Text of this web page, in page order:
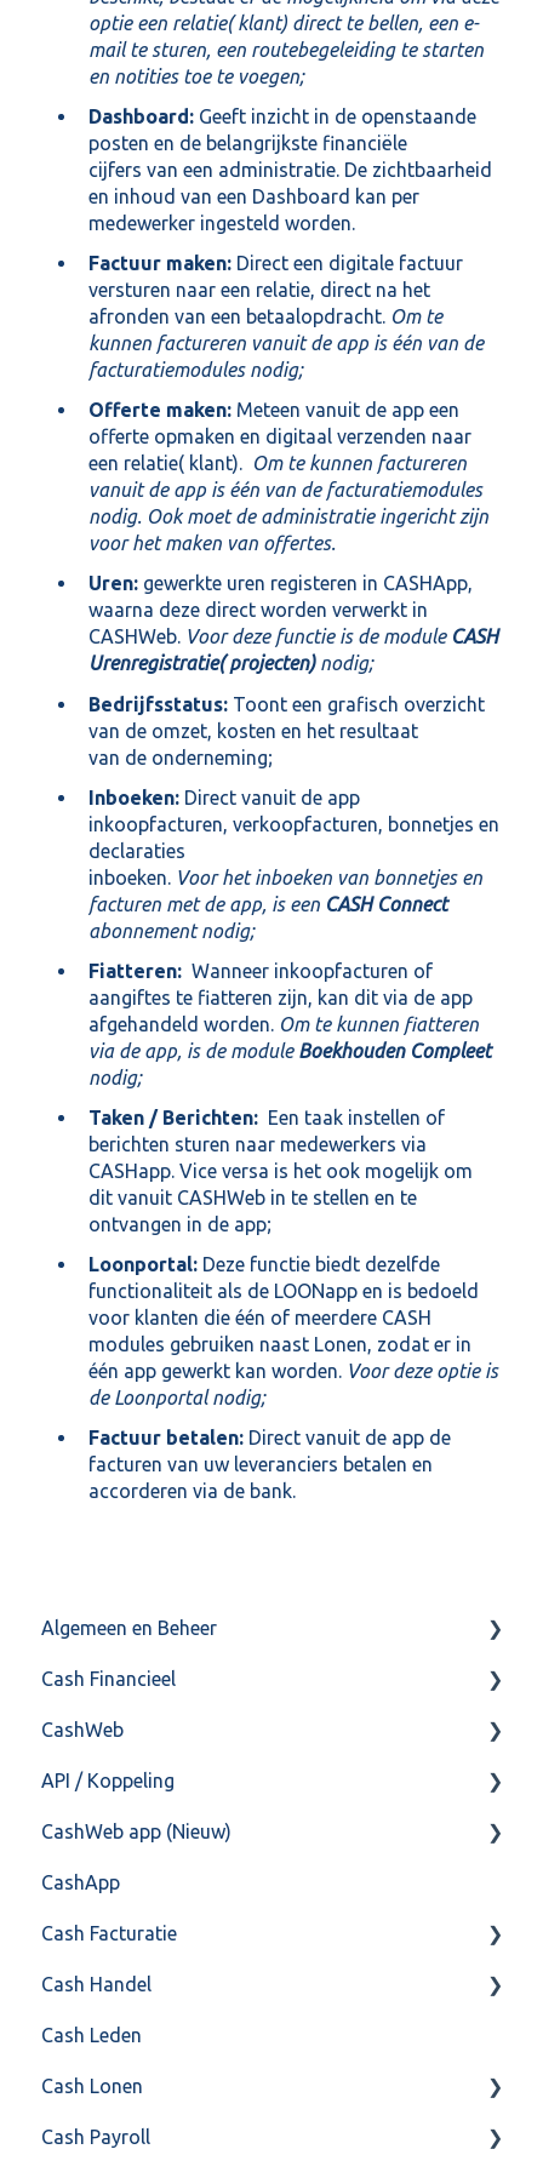
optie een relatie( klant) direct te bellen, een e-
mail te sturen, een routebegeleiding te starten
en notities toe te voegen;
Dashboard: Geeft inzicht in de openstaande
posten en de belangrijkste financiële
cijfers van een administratie. De zichtbaarheid
en inhoud van een Dashboard kan per
medewerker ingesteld worden.
Factuur maken: Direct een digitale factuur
versturen naar een relatie, direct na het
afronden van een betaalopdracht. Om te
kunnen factureren vanuit de app is één van de
facturatiemodules nodig;
Offerte maken: Meteen vanuit de app een
offerte opmaken en digitaal verzenden naar
een relatie( klant). Om te kunnen factureren
vanuit de app is één van de facturatiemodules
nodig. Ook moet de administratie ingericht zijn
voor het maken van offertes.
Uren: gewerkte uren registeren in CASHApp,
waarna deze direct worden verwerkt in
CASHWeb. Voor deze functie is de module CASH
Urenregistratie( projecten)nodig;
Bedrijfsstatus: Toont een grafisch overzicht
van de omzet, kosten en het resultaat
van de onderneming;
Inboeken: Direct vanuit de app
inkoopfacturen, verkoopfacturen, bonnetjes en
declaraties
inboeken. Voor het inboeken van bonnetjes en
facturen met de app, is een CASH Connect
abonnement nodig;
Fiatteren: Wanneer inkoopfacturen of
aangiftes te fiatteren zijn, kan dit via de app
afgehandeld worden. Om te kunnen fiatteren
via de app, is de module Boekhouden Compleet
nodig;
Taken / Berichten: Een taak instellen of
berichten sturen naar medewerkers via
CASHapp. Vice versa is het ook mogelijk om
dit vanuit CASHWeb in te stellen en te
ontvangen in de app;
Loonportal: Deze functie biedt dezelfde
functionaliteit als de LOONapp en is bedoeld
voor klanten die één of meerdere CASH
modules gebruiken naast Lonen, zodat er in
één app gewerkt kan worden. Voor deze optie is
de Loonportal nodig;
Factuur betalen: Direct vanuit de app de
facturen van uw leveranciers betalen en
accorderen via de bank.
Algemeen en Beheer
Bank(koppeling)
Import/Export
Postbus
Training & Consultancy
Overig
Cash Financieel
Boekhoud
Fiscaal
Overig
CashWeb
CashHero Layout
Mailen vanuit CASHWeb
Algemeen gebruik
API / Koppeling
Algemeen
Api 3.0 (SOAP API)
API 4.0 (REST API)
CashWeb app (Nieuw)
Veel gestelde vragen
CashApp
Cash Facturatie
Factureren
Instellingen
Algemeen
Formulierlayout
Cash Handel
Inkoop
Verkoop
Voorraad
Cash Leden
Cash Lonen
Algemeen
Cash Payroll